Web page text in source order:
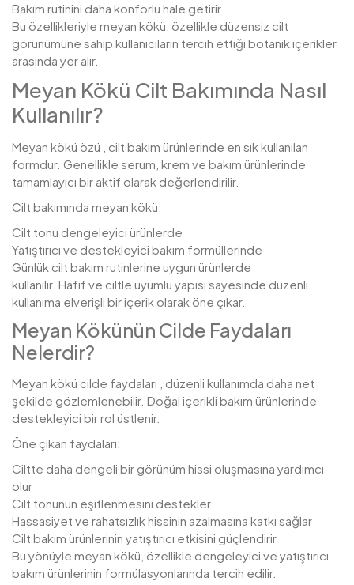
Bakım rutinini daha konforlu hale getirir
Bu özellikleriyle meyan kökü, özellikle düzensiz cilt
görünümüne sahip kullanıcıların tercih ettiği botanik içerikler
arasında yer alır.
Meyan Kökü Cilt Bakımında Nasıl
Kullanılır?
Meyan kökü özü , cilt bakım ürünlerinde en sık kullanılan
formdur. Genellikle serum, krem ve bakım ürünlerinde
tamamlayıcı bir aktif olarak değerlendirilir.
Cilt bakımında meyan kökü:
Cilt tonu dengeleyici ürünlerde
Yatıştırıcı ve destekleyici bakım formüllerinde
Günlük cilt bakım rutinlerine uygun ürünlerde
kullanılır. Hafif ve ciltle uyumlu yapısı sayesinde düzenli
kullanıma elverişli bir içerik olarak öne çıkar.
Meyan Kökünün Cilde Faydaları
Nelerdir?
Meyan kökü cilde faydaları , düzenli kullanımda daha net
şekilde gözlemlenebilir. Doğal içerikli bakım ürünlerinde
destekleyici bir rol üstlenir.
Öne çıkan faydaları:
Ciltte daha dengeli bir görünüm hissi oluşmasına yardımcı
olur
Cilt tonunun eşitlenmesini destekler
Hassasiyet ve rahatsızlık hissinin azalmasına katkı sağlar
Cilt bakım ürünlerinin yatıştırıcı etkisini güçlendirir
Bu yönüyle meyan kökü, özellikle dengeleyici ve yatıştırıcı
bakım ürünlerinin formülasyonlarında tercih edilir.